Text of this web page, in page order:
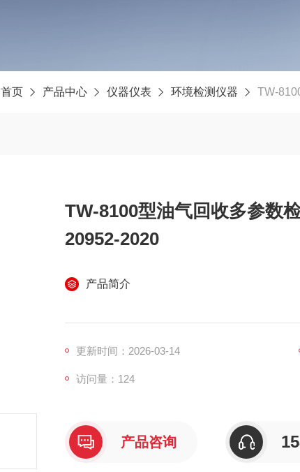
首页 产品中心 仪器仪表 环境检测仪器 TW-8100
TW-8100型油气回收多参数
20952-2020
产品简介
更新时间：2026-03-14
访问量：124
产品咨询